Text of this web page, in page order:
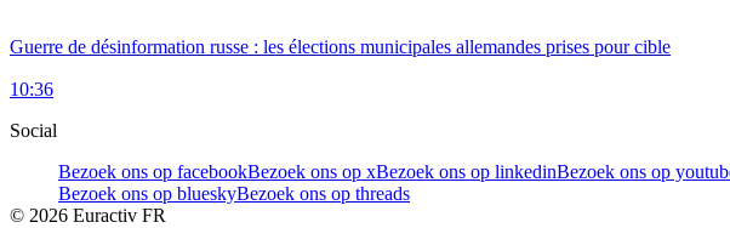
Guerre de désinformation russe : les élections municipales allemandes prises pour cible
10:36
Social
Bezoek ons op facebookBezoek ons op xBezoek ons op linkedinBezoek ons op
Bezoek ons op blueskyBezoek ons op threads
© 2026 Euractiv FR